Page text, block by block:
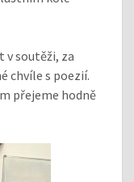
v soutěži, za
chvíle s poezií.
přejeme hodně